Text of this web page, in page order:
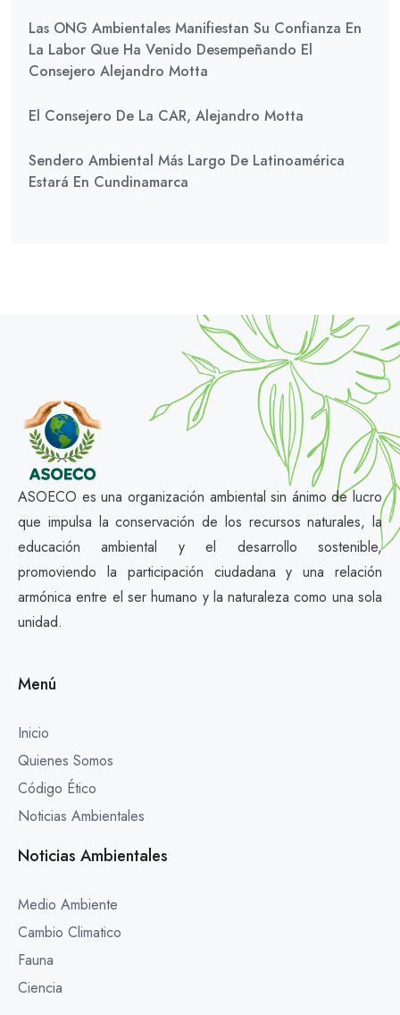
Las ONG Ambientales Manifiestan Su Confianza En
La Labor Que Ha Venido Desempeñando El
Consejero Alejandro Motta
El Consejero De La CAR, Alejandro Motta
Sendero Ambiental Más Largo De Latinoamérica
Estará En Cundinamarca
ASOECO es una organización ambiental sin ánimo de lucro
que impulsa la conservación de los recursos naturales, la
educación ambiental y el desarrollo sostenible,
promoviendo la participación ciudadana y una relación
armónica entre el ser humano y la naturaleza como una sola
unidad.
Menú
Inicio
Quienes Somos
Código Ético
Noticias Ambientales
Noticias Ambientales
Medio Ambiente
Cambio Climatico
Fauna
Ciencia